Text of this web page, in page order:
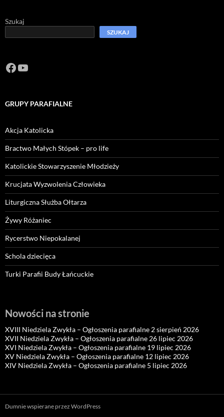
Szukaj
SZUKAJ
Facebook
https://www.youtube.com/channel/
GRUPY PARAFIALNE
Akcja Katolicka
Bractwo Małych Stópek – pro life
Katolickie Stowarzyszenie Młodzieży
Krucjata Wyzwolenia Człowieka
Liturgiczna Służba Ołtarza
Żywy Różaniec
Rycerstwo Niepokalanej
Schola dziecięca
Turki Parafii Budy Łańcuckie
Nowości na stronie
XVIII Niedziela Zwykła – Ogłoszenia parafialne 2 sierpień 2026
XVII Niedziela Zwykła – Ogłoszenia parafialne 26 lipiec 2026
XVI Niedziela Zwykła – Ogłoszenia parafialne 19 lipiec 2026
XV Niedziela Zwykła – Ogłoszenia parafialne 12 lipiec 2026
XIV Niedziela Zwykła – Ogłoszenia parafialne 5 lipiec 2026
Dumnie wspierane przez WordPress